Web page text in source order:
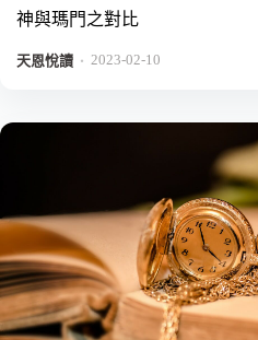
神與瑪門之對比
天恩悅讀 ． 2023-02-10